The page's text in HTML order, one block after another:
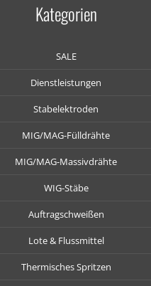
Kategorien
SALE
Dienstleistungen
Stabelektroden
MIG/MAG-Fülldrähte
MIG/MAG-Massivdrähte
WIG-Stäbe
Auftragschweißen
Lote & Flussmittel
Thermisches Spritzen